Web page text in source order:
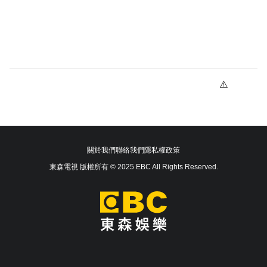
關於我們聯絡我們隱私權政策
東森電視 版權所有 © 2025 EBC All Rights Reserved.